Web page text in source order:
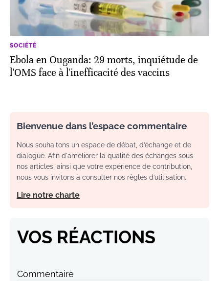
SOCIÉTÉ
Ebola en Ouganda: 29 morts, inquiétude de
l'OMS face à l'inefficacité des vaccins
Bienvenue dans l’espace commentaire
Nous souhaitons un espace de débat, d’échange et de
dialogue. Afin d'améliorer la qualité des échanges sous
nos articles, ainsi que votre expérience de contribution,
nous vous invitons à consulter nos règles d’utilisation.
Lire notre charte
VOS RÉACTIONS
Commentaire